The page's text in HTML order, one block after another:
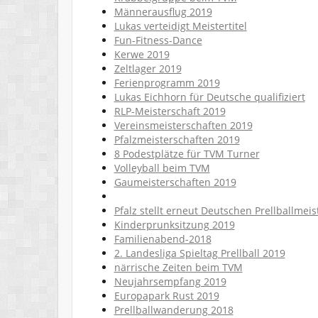
Männerausflug 2019
Lukas verteidigt Meistertitel
Fun-Fitness-Dance
Kerwe 2019
Zeltlager 2019
Ferienprogramm 2019
Lukas Eichhorn für Deutsche qualifiziert
RLP-Meisterschaft 2019
Vereinsmeisterschaften 2019
Pfalzmeisterschaften 2019
8 Podestplätze für TVM Turner
Volleyball beim TVM
Gaumeisterschaften 2019
Pfalz stellt erneut Deutschen
Kinderprunksitzung 2019
Familienabend-2018
2. Landesliga Spieltag Prellball 2019
närrische Zeiten beim TVM
Neujahrsempfang 2019
Europapark Rust 2019
Prellballwanderung 2018